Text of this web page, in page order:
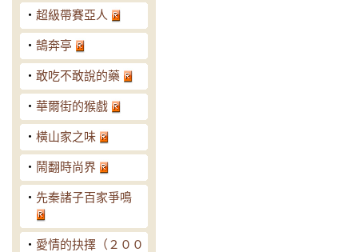
‧ 超級帶賽亞人
‧ 鵠奔亭
‧ 敢吃不敢說的藥
‧ 華爾街的猴戲
‧ 橫山家之味
‧ 鬧翻時尚界
‧ 先秦諸子百家爭鳴
‧ 愛情的抉擇（２００